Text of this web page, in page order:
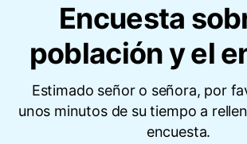
Encuesta
población y el
Estimado señor o señora, por
unos minutos de su tiempo a
encuesta.